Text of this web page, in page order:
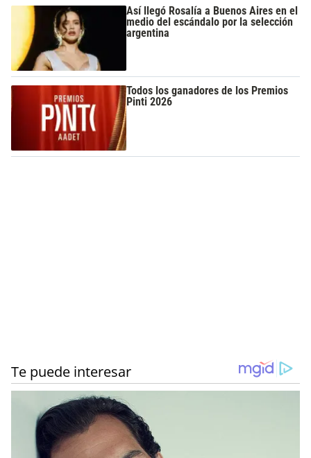
Así llegó Rosalía a Buenos Aires en el
medio del escándalo por la selección
argentina
Todos los ganadores de los Premios
Pinti 2026